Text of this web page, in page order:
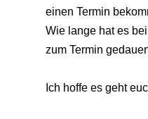
einen Termin
Wie lange hat es
zum Termin
Ich hoffe es geht